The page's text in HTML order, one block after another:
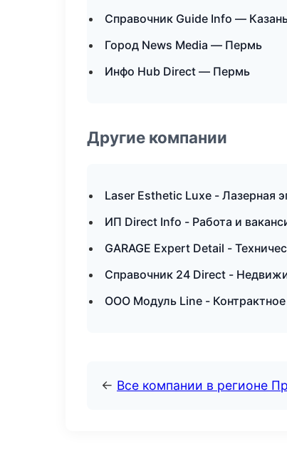
Справочник Guide Info —
Город News Media — Пермь
Инфо Hub Direct — Пермь
Другие компании
Laser Esthetic Luxe - Лазерная
ИП Direct Info - Работа и
GARAGE Expert Detail -
Справочник 24 Direct -
ООО Модуль Line -
← Все компании в регионе